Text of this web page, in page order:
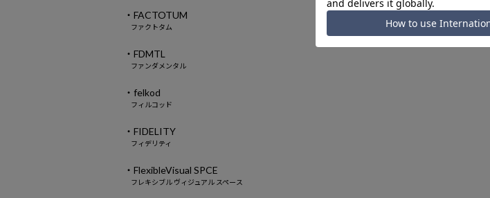
・FACTOTUM
ファクトタム
・FDMTL
ファンダメンタル
・felkod
フィルコッド
・FIDELITY
フィデリティ
・FlexibleVisual SPCE
フレキシブル ヴィジュアル スペース